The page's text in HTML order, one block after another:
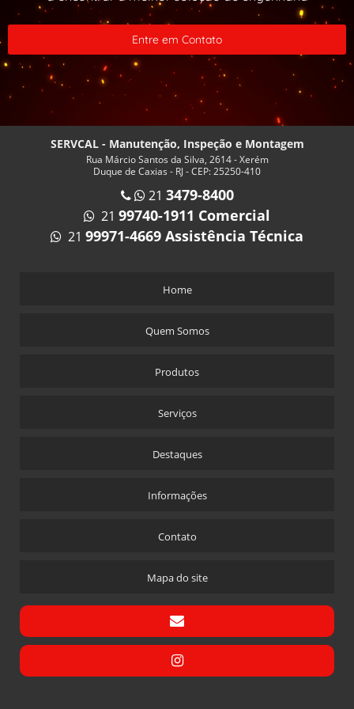
INSPEÇÃO VASOS DE PRESSÃO PREÇO
INSPEÇÃO VASOS DE PRESSÃO VALOR
ISOLAMENTO TERMICO CALDEIRA
ISOLAMENTO TERMICO PARA CALDEIRAS RJ
MANUTENÇÃO CALDEIRA A LENHA
MANUTENÇÃO CALDEIRAS E AQUECEDORES
MANUTENÇÃO DE CALDEIRAS A VAPOR
MANUTENÇÃO DE QUEIMADORES INDUSTRIAIS
MANUTENÇÃO EM CALDEIRAS
MANUTENÇÃO PREVENTIVA EM CALDEIRAS
PAINEL ELETRICO PARA CALDEIRA
PREÇO DE REGULAGEM DE COMBUSTÃO EM QUEIMADORES
PROGRAMADOR PARA CALDEIRA
REGULAGEM DE COMBUSTÃO EM QUEIMADORES RIO DE JANEIRO
Entre em Contato
SERVCAL - Manutenção, Inspeção e Montagem
Rua Márcio Santos da Silva, 2614 - Xerém
Duque de Caxias - RJ - CEP: 25250-410
21 3479-8400
21 99740-1911 Comercial
21 99971-4669 Assistência Técnica
Home
Quem Somos
Produtos
Serviços
Destaques
Informações
Contato
Mapa do site